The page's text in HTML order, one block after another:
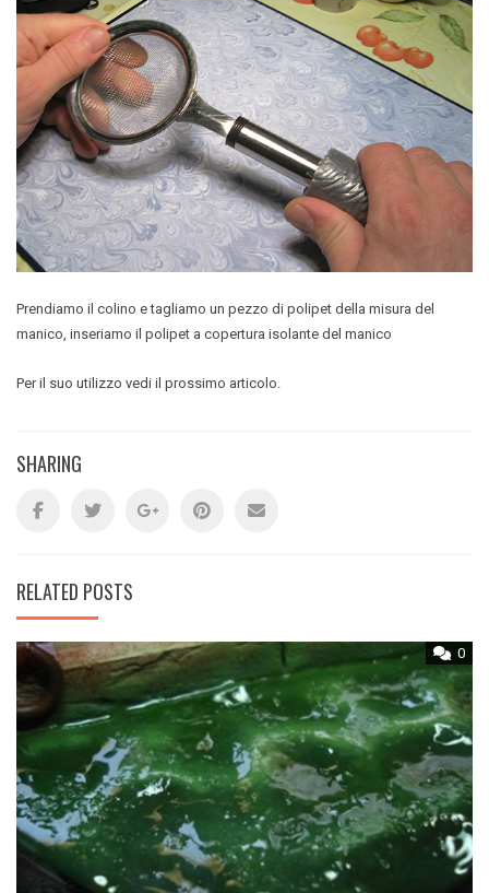
Prendiamo il colino e tagliamo un pezzo di polipet della misura del
manico, inseriamo il polipet a copertura isolante del manico
Per il suo utilizzo vedi il prossimo articolo.
SHARING
RELATED POSTS
0